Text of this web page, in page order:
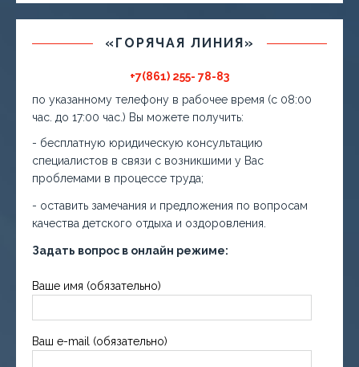
«ГОРЯЧАЯ ЛИНИЯ»
+7(861) 255- 78-83
по указанному телефону в рабочее время (с 08:00
час. до 17:00 час.) Вы можете получить:
- бесплатную юридическую консультацию
специалистов в связи с возникшими у Вас
проблемами в процессе труда;
- оставить замечания и предложения по вопросам
качества детского отдыха и оздоровления.
Задать вопрос в онлайн режиме:
Ваше имя (обязательно)
Ваш e-mail (обязательно)